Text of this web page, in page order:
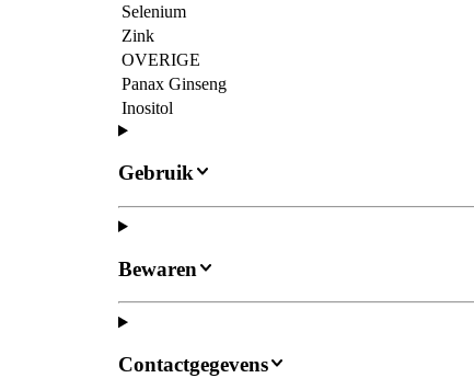
Selenium
Zink
OVERIGE
Panax Ginseng
Inositol
Gebruik
Bewaren
Contactgegevens